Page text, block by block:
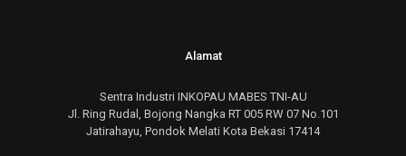
Alamat
Sentra Industri INKOPAU MABES TNI-AU
Jl. Ring Rudal, Bojong Nangka RT 005 RW 07 No.101
Jatirahayu, Pondok Melati Kota Bekasi 17414